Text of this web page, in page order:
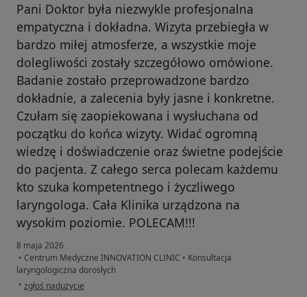
Pani Doktor była niezwykle profesjonalna
empatyczna i dokładna. Wizyta przebiegła w
bardzo miłej atmosferze, a wszystkie moje
dolegliwości zostały szczegółowo omówione.
Badanie zostało przeprowadzone bardzo
dokładnie, a zalecenia były jasne i konkretne.
Czułam się zaopiekowana i wysłuchana od
początku do końca wizyty. Widać ogromną
wiedzę i doświadczenie oraz świetne podejście
do pacjenta. Z całego serca polecam każdemu
kto szuka kompetentnego i życzliwego
laryngologa. Cała Klinika urządzona na
wysokim poziomie. POLECAM!!!
8 maja 2026
• Centrum Medyczne INNOVATION CLINIC • Konsultacja
laryngologiczna dorosłych
• w opinii użytkownika Ewa
zgłoś nadużycie